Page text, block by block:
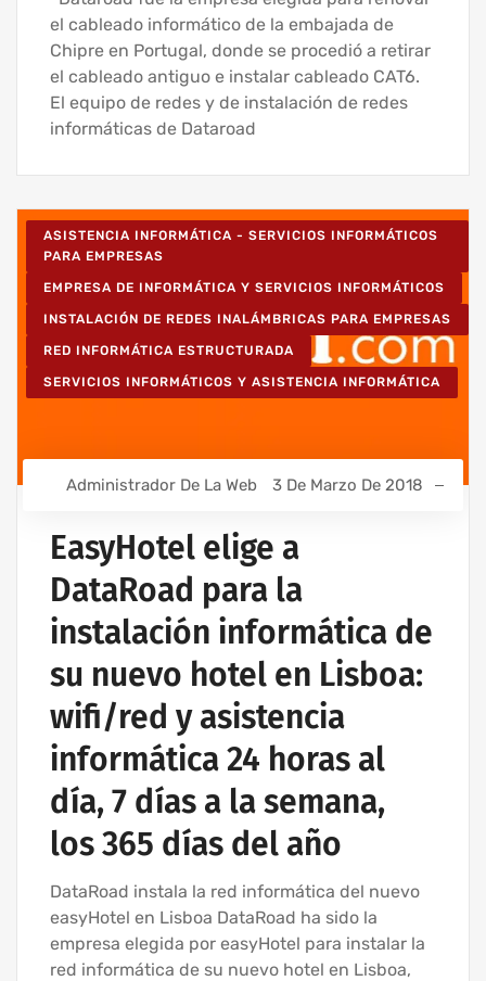
el cableado informático de la embajada de
Chipre en Portugal, donde se procedió a retirar
el cableado antiguo e instalar cableado CAT6.
El equipo de redes y de instalación de redes
informáticas de Dataroad
ASISTENCIA INFORMÁTICA - SERVICIOS INFORMÁTICOS
PARA EMPRESAS
EMPRESA DE INFORMÁTICA Y SERVICIOS INFORMÁTICOS
INSTALACIÓN DE REDES INALÁMBRICAS PARA EMPRESAS
RED INFORMÁTICA ESTRUCTURADA
SERVICIOS INFORMÁTICOS Y ASISTENCIA INFORMÁTICA
Administrador De La Web 3 De Marzo De 2018
EasyHotel elige a
DataRoad para la
instalación informática de
su nuevo hotel en Lisboa:
wifi/red y asistencia
informática 24 horas al
día, 7 días a la semana,
los 365 días del año
DataRoad instala la red informática del nuevo
easyHotel en Lisboa DataRoad ha sido la
empresa elegida por easyHotel para instalar la
red informática de su nuevo hotel en Lisboa,